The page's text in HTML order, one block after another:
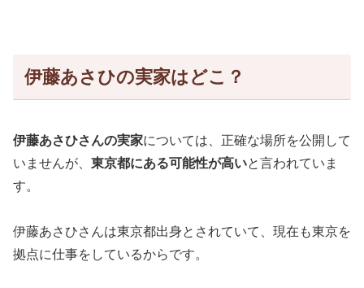
伊藤あさひの実家はどこ？
伊藤あさひさんの実家については、正確な場所を公開して
いませんが、 東京都にある可能性が高いと言われていま
す。
伊藤あさひさんは東京都出身とされていて、現在も東京を
拠点に仕事をしているからです。